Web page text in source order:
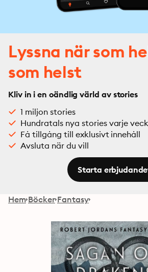
Lyssna när som
som helst
Kliv in i en oändlig värld av stories
1 miljon stories
Hundratals nya stories varje
Få tillgång till exklusivt innehåll
Avsluta när du vill
Starta
Hem Böcker Fantasy